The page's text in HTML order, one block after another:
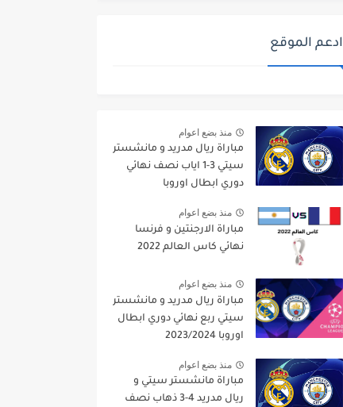
ادعم الموقع
منذ بضع اعوام
مباراة ريال مدريد و مانشستر
سيتي 3-1 اياب نصف نهائي
دوري ابطال اوروبا
منذ بضع اعوام
مباراة الارجنتين و فرنسا
نهائي كاس العالم 2022
منذ بضع اعوام
مباراة ريال مدريد و مانشستر
سيتي ربع نهائي دوري ابطال
اوروبا 2023/2024
منذ بضع اعوام
مباراة مانشستر سيتي و
ريال مدريد 4-3 ذهاب نصف